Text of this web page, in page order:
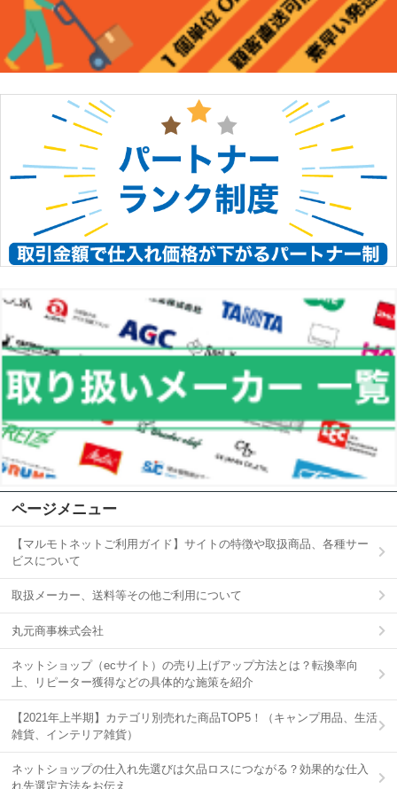
ページメニュー
【マルモトネットご利用ガイド】サイトの特徴や取扱商品、各種サー
ビスについて
取扱メーカー、送料等その他ご利用について
丸元商事株式会社
ネットショップ（ecサイト）の売り上げアップ方法とは？転換率向
上、リピーター獲得などの具体的な施策を紹介
【2021年上半期】カテゴリ別売れた商品TOP5！（キャンプ用品、生活
雑貨、インテリア雑貨）
ネットショップの仕入れ先選びは欠品ロスにつながる？効果的な仕入
れ先選定方法をお伝え